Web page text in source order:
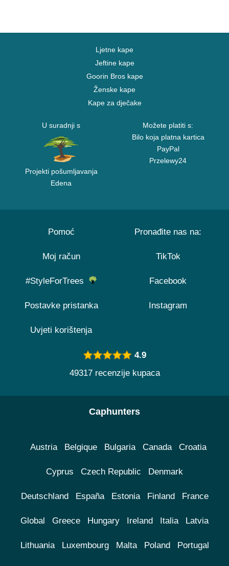
Ljetne kape
Jeftine kape
Goorin Bros kape
Ženske kape
Kape za dječake
U suradnji s
Projekti pošumljavanja
Edena
Možete platiti s:
Bilo koja platna kartica
PayPal
Przelewy24
Pomoć
Moj račun
#StyleForTrees
Postavke pristanka
Uvjeti korištenja
Pronađite nas na:
TikTok
Facebook
Instagram
4.9
49317 recenzije kupaca
Caphunters
Austria Belgique Bulgaria Canada Croatia
Cyprus Czech Republic Denmark
Deutschland España Estonia Finland France
Global Greece Hungary Ireland Italia Latvia
Lithuania Luxembourg Malta Poland Portugal